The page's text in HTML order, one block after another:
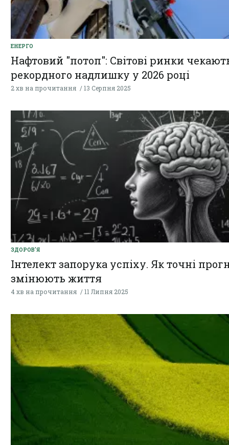
ЕНЕРГО
Нафтовий "потоп": Світові ринки
рекордного надлишку у 2026 році
2 хв на прочитання 13 Серпня 2025
ЗДОРОВ'Я
Інтелект запорука успіху. Як точні
змінюють життя
4 хв на прочитання 11 Липня 2025